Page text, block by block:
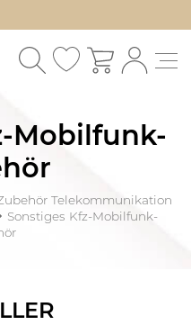
Mobilfunk-
Telekommunikation
Sonstiges Kfz-Mobilfunk-